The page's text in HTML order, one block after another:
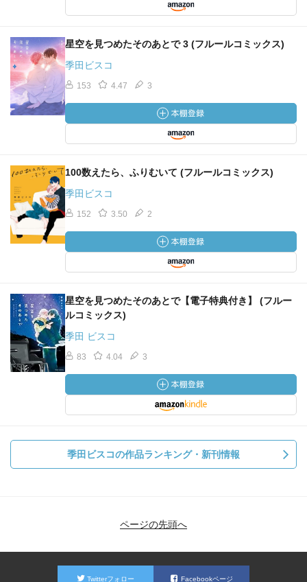
星空を見つめたそのあとで 3 (フルールコミックス)
季田ビスコ
153 4.47 3
100数えたら、ふりむいて (フルールコミックス)
季田ビスコ
152 3.50 2
星空を見つめたそのあとで【電子特典付き】 (フルー
ルコミックス)
季田 ビスコ
83 4.04 3
季田ビスコの作品ランキング・新刊情報
ページの先頭へ
Twitterフォロー Facebookページ